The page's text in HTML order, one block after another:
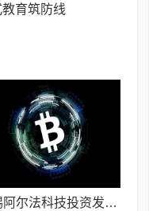
育筑防线
无锡阿尔法科技投资发展有限公司开业启动在京举办圆满成功